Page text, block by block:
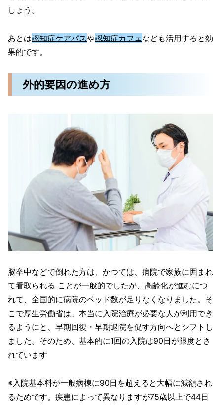
しょう。
あとは認知症ケアパスや認知症カフェなども活用すると効
果的です。
外的要因の進め方
脳卒中などで倒れた方は、かつては、病院で家族に囲まれ
て看取られる ことが一般的でしたが、高齢化が進むにつ
れて、全国的に病院のベッド数が足りなくなりました。そ
こで厚生労働省は、本当に入院治療が必要な人が利用でき
るようにと、早期回復・早期退院を促す方向へとシフトし
ました。そのため、基本的に1回の入院は90日が限度とさ
れています
※入院基本料が一般病棟に90日を超えると大幅に減額され
るためです。疾患によって異なりますが75歳以上で44日